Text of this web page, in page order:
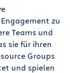
zu
Teams und
sie für ihren
Groups
und spielen